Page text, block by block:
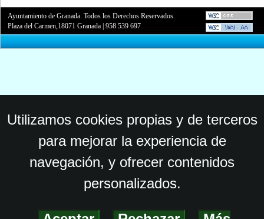
Ayuntamiento de Granada. Todos los Derechos Reservados.
Plaza del Carmen,18071 Granada |958 539 697
Utilizamos cookies propias y de terceros
para mejorar la experiencia de
navegación, y ofrecer contenidos
personalizados.